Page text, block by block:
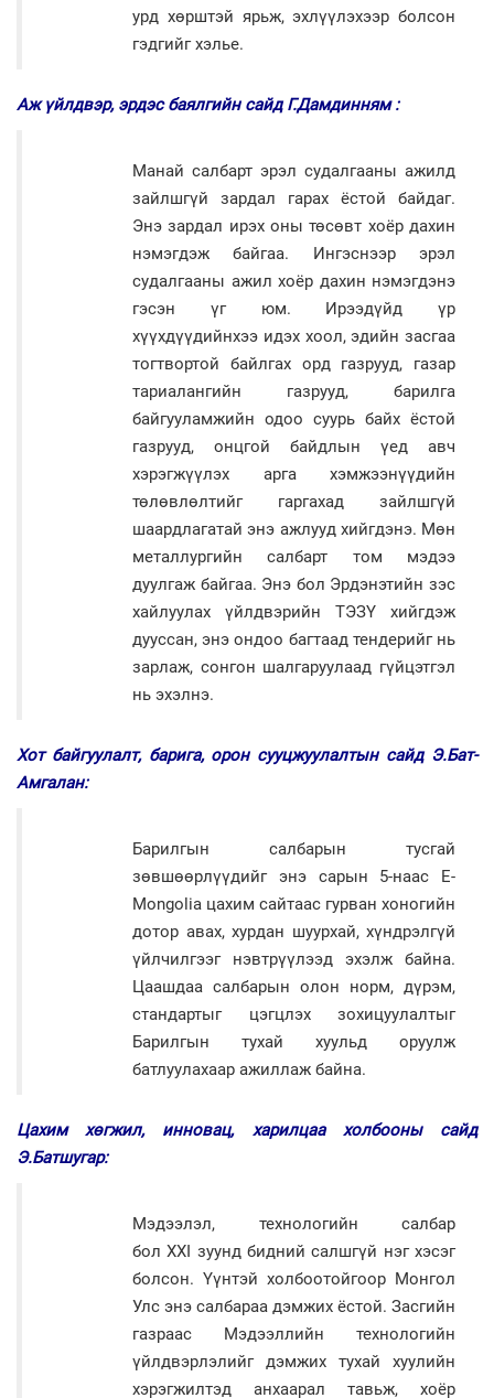
урд хөрштэй ярьж, эхлүүлэхээр болсон
гэдгийг хэлье.
Аж үйлдвэр, эрдэс баялгийн сайд Г.Дамдинням :
Манай салбарт эрэл судалгааны ажилд
зайлшгүй зардал гарах ёстой байдаг.
Энэ зардал ирэх оны төсөвт хоёр дахин
нэмэгдэж байгаа. Ингэснээр эрэл
судалгааны ажил хоёр дахин нэмэгдэнэ
гэсэн үг юм. Ирээдүйд үр
хүүхдүүдийнхээ идэх хоол, эдийн засгаа
тогтвортой байлгах орд газрууд, газар
тариалангийн газрууд, барилга
байгууламжийн одоо суурь байх ёстой
газрууд, онцгой байдлын үед авч
хэрэгжүүлэх арга хэмжээнүүдийн
төлөвлөлтийг гаргахад зайлшгүй
шаардлагатай энэ ажлууд хийгдэнэ. Мөн
металлургийн салбарт том мэдээ
дуулгаж байгаа. Энэ бол Эрдэнэтийн зэс
хайлуулах үйлдвэрийн ТЭЗҮ хийгдэж
дууссан, энэ ондоо багтаад тендерийг нь
зарлаж, сонгон шалгаруулаад гүйцэтгэл
нь эхэлнэ.
Хот байгуулалт, барига, орон сууцжуулалтын сайд Э.Бат-
Амгалан:
Барилгын салбарын тусгай
зөвшөөрлүүдийг энэ сарын 5-наас E-
Mongolia цахим сайтаас гурван хоногийн
дотор авах, хурдан шуурхай, хүндрэлгүй
үйлчилгээг нэвтрүүлээд эхэлж байна.
Цаашдаа салбарын олон норм, дүрэм,
стандартыг цэгцлэх зохицуулалтыг
Барилгын тухай хуульд оруулж
батлуулахаар ажиллаж байна.
Цахим хөгжил, инновац, харилцаа холбооны сайд
Э.Батшугар:
Мэдээлэл, технологийн салбар
бол XXI зуунд бидний салшгүй нэг хэсэг
болсон. Үүнтэй холбоотойгоор Монгол
Улс энэ салбараа дэмжих ёстой. Засгийн
газраас Мэдээллийн технологийн
үйлдвэрлэлийг дэмжих тухай хуулийн
хэрэгжилтэд анхаарал тавьж, хоёр